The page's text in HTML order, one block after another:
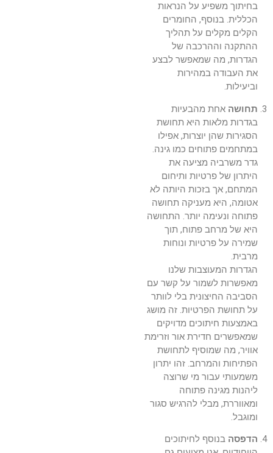
בחיתוך משפיע על הנראות
הכללית. בנוסף, החומרים
הקלים מקלים על תהליך
ההתקנה וההרכבה של
הגדרות, מה שמאפשר לבצע
את העבודה במהירות
וביעילות.
תחושה אחת מהבעיות
בגדרות מלאות היא תחושת
הסגירות שהן יוצרות, אפילו
במתחמים פתוחים כמו גינה.
גדר משרביה מציעה את
היתרון של פרטיות ותיחום
המתחם, אך בזכות היותה לא
אטומה, היא מעניקה תחושה
פתוחה ונעימה יותר. התחושה
היא של מרחב פתוח, תוך
שמירה על פרטיות ונוחות
מרבית.
הגדרות המעוצבות שלנו
מאפשרות לשמור על קשר עם
הסביבה החיצונית בלי לוותר
על תחושת הפרטיות. זה מושג
באמצעות חיתוכים מדויקים
שמאפשרים חדירת אור וזרימת
אוויר, מה שמוסיף לתחושת
הפתיחות והמרחב. זהו יתרון
משמעותי עבור מי שרוצה
ליהנות מגינה פתוחה
ומאווררת, מבלי להרגיש סגור
ומוגבל.
הדפסה בנוסף לחיתוכים